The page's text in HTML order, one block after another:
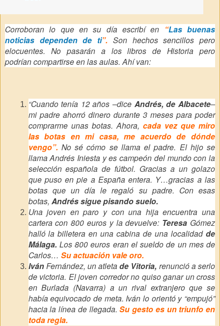
Corroboran lo que en su día escribí en “Las buenas
noticias dependen de ti”. Son hechos sencillos pero
elocuentes. No pasarán a los libros de Historia pero
podrían compartirse en las aulas. Ahí van:
“Cuando tenía 12 años –dice Andrés, de Albacete–
mi padre ahorró dinero durante 3 meses para poder
comprarme unas botas. Ahora, cada vez que miro
las botas en mi casa, me acuerdo de dónde
vengo”. No sé cómo se llama el padre. El hijo se
llama Andrés Iniesta y es campeón del mundo con la
selección española de fútbol. Gracias a un golazo
que puso en pie a España entera. Y…gracias a las
botas que un día le regaló su padre. Con esas
botas, Andrés sigue pisando suelo.
Una joven en paro y con una hija encuentra una
cartera con 800 euros y la devuelve: Teresa Gómez
halló la billetera en una cabina de una localidad de
Málaga. Los 800 euros eran el sueldo de un mes de
Carlos… Su actuación vale oro.
IvánFernández, un atletade Vitoria, renunció a serlo
de victoria. El joven corredor no quiso ganar un cross
en Burlada (Navarra) a un rival extranjero que se
había equivocado de meta. Iván lo orientó y “empujó”
hacia la línea de llegada.Su gesto es un triunfo en
toda regla.